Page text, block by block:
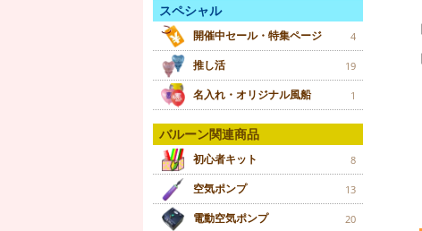
スペシャル
開催中セール・特集ページ 4
推し活 19
名入れ・オリジナル風船 1
バルーン関連商品
初心者キット 8
空気ポンプ 13
電動空気ポンプ 20